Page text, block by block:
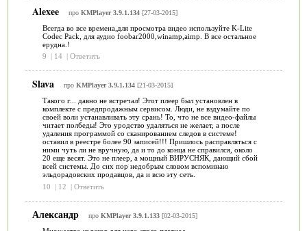
Alexee про KMPlayer 3.9.1.134[27-03-2015]
Всегда во все времена,для просмотра видео используйте K-Lite
Codec Pack, для аудио foobar2000,winamp,aimp. В все остальное
ерудна.!
9
| 14 | Ответить
Slava про KMPlayer 3.9.1.134[21-03-2015]
Такого г... давно не встречал! Этот плеер был установлен в
комплекте с предпродажным сервисом. Люди, не вздумайте по
своей воли устанавливать эту срань! То, что не все видео-файлы
читает полбеды! Это уродство удаляться не желает, а после
удаления программой со сканированием следов в системе!
оставил в реестре более 90 записей!!! Пришлось расправляться с
ними чуть ли не вручную, да и то до конца не справился, около
20 еще весят. Это не плеер, а мощный ВИРУСНЯК, дающий сбой
всей системы. До сих пор недобрым словом вспоминаю
эльдорадовских продавцов, да и всю эту сеть.
10
| 12 | Ответить
Александр про KMPlayer 3.9.1.133[02-03-2015]